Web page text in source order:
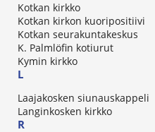
Kotkan kirkko
Kotkan kirkon kuoripositiivi
Kotkan seurakuntakeskus
K. Palmlöfin kotiurut
Kymin kirkko
L
Laajakosken siunauskappeli
Langinkosken kirkko
R